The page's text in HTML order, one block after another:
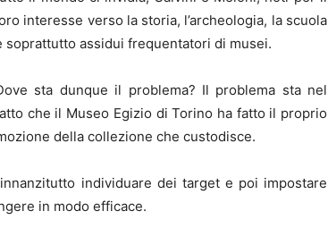
interesse verso la storia, l’archeologia, la scuola
soprattutto assidui frequentatori di musei.
sta dunque il problema? Il problema sta nel
che il Museo Egizio di Torino ha fatto il proprio
della collezione che custodisce.
individuare dei target e poi impostare
in modo efficace.